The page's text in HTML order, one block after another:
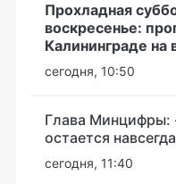
Прохладная
воскресенье:
Калининграде на
сегодня, 10:50
Глава Минцифры:
остается
сегодня, 11:40